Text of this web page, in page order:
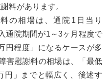
料があります。
の相場は、通院1日当り
通院期間が1～3ヶ月程度で
円程度」になるケースが多
害慰謝料の相場は、「最低
円」までと幅広く、後述す